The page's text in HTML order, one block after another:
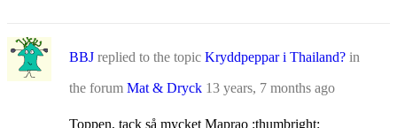
BBJ replied to the topic Kryddpeppar i Thailand? in
the forum Mat & Dryck 13 years, 7 months ago
Toppen, tack så mycket Maprao :thumbright: